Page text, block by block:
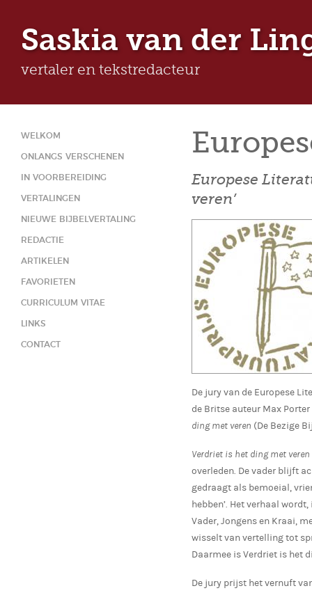
Saskia van der
vertaler en tekstredacteur
Europese
veren’
De jury van de Europese
de Britse auteur Max
ding met veren (De Bezige
Verdriet is het ding met veren
overleden. De vader blijft
gedraagt als bemoeial,
hebben’. Het verhaal
Vader, Jongens en Kraai,
wisselt van vertelling tot
Daarmee is Verdriet is het
De jury prijst het vernuft
WELKOM
ONLANGS VERSCHENEN
IN VOORBEREIDING
VERTALINGEN
NIEUWE BIJBELVERTALING
REDACTIE
ARTIKELEN
FAVORIETEN
CURRICULUM VITAE
LINKS
CONTACT